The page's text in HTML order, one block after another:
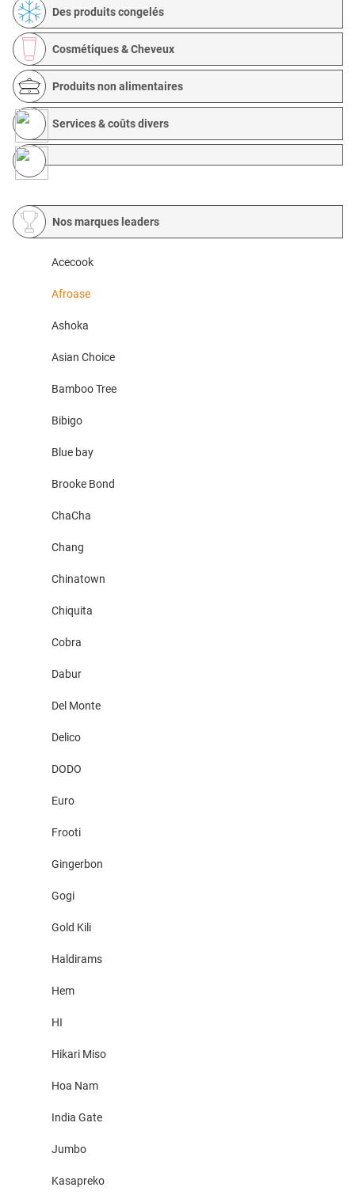
Des produits congelés
Cosmétiques & Cheveux
Produits non alimentaires
Services & coûts divers
Nos marques leaders
Acecook
Afroase
Ashoka
Asian Choice
Bamboo Tree
Bibigo
Blue bay
Brooke Bond
ChaCha
Chang
Chinatown
Chiquita
Cobra
Dabur
Del Monte
Delico
DODO
Euro
Frooti
Gingerbon
Gogi
Gold Kili
Haldirams
Hem
HI
Hikari Miso
Hoa Nam
India Gate
Jumbo
Kasapreko